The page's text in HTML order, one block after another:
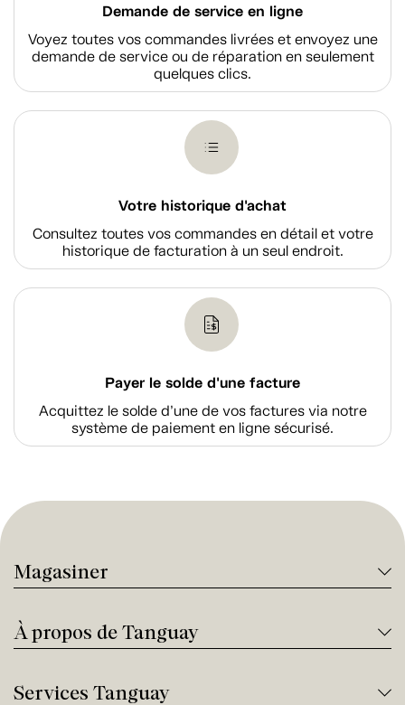
Demande de service en ligne
Voyez toutes vos commandes livrées et envoyez une
demande de service ou de réparation en seulement
quelques clics.
Votre historique d'achat
Consultez toutes vos commandes en détail et votre
historique de facturation à un seul endroit.
Payer le solde d'une facture
Acquittez le solde d’une de vos factures via notre
système de paiement en ligne sécurisé.
Magasiner
À propos de Tanguay
Services Tanguay